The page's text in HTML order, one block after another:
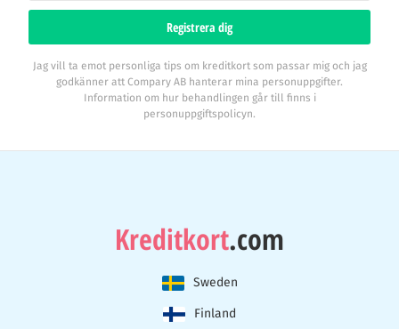
Registrera dig
Jag vill ta emot personliga tips om kreditkort som passar mig och jag
godkänner att Compary AB hanterar mina personuppgifter.
Information om hur behandlingen går till finns i
personuppgiftspolicyn.
Kreditkort.com
Sweden
Finland